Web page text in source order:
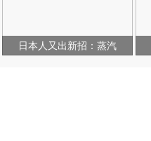
日本人又出新招：蒸汽